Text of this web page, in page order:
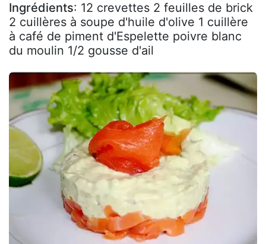
Ingrédients: 12 crevettes 2 feuilles de brick
2 cuillères à soupe d'huile d'olive 1 cuillère
à café de piment d'Espelette poivre blanc
du moulin 1/2 gousse d'ail